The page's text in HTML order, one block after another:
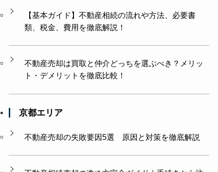
【基本ガイド】不動産相続の流れや方法、必要書
類、税金、費用を徹底解説！
不動産売却は買取と仲介どっちを選ぶべき？メリッ
ト・デメリットを徹底比較！
京都エリア
不動産売却の失敗要因5選 原因と対策を徹底解説